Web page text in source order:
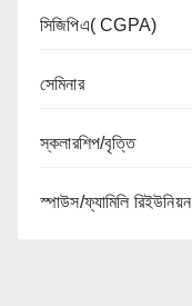
সিজিপিএ( CGPA)
সেমিনার
স্কলারশিপ/বৃত্তি
স্পাউস/ফ্যামিলি রিইউনিয়ন